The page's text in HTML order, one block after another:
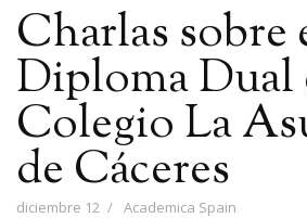
Charlas sobre
Diploma Dual
Colegio La
de Cáceres
diciembre 12 Academica Spain